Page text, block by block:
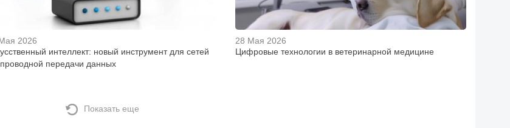
2026
интеллект: новый инструмент для сетей
передачи данных
28 Мая 2026
Цифровые технологии в ветеринарной медицине
Показать еще